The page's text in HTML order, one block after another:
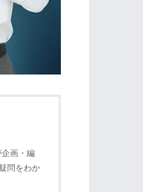
画・編
問をわか